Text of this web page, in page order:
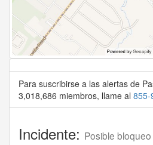
Para suscribirse a las alertas de
3,018,686 miembros, llame al 855-
Incidente: Posible bloqueo